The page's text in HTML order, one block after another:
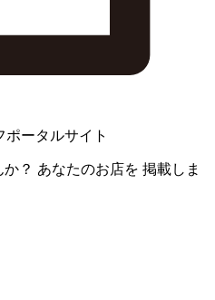
ポータルサイト
？ あなたのお店を 掲載しま